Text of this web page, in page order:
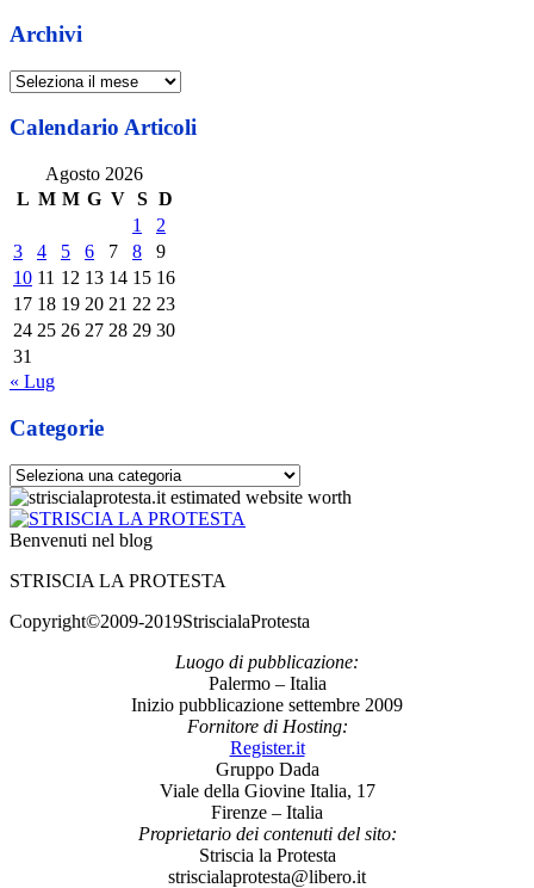
Archivi
Archivi
Calendario Articoli
Agosto 2026
L M M G V S D
1
2
3
4 5 6 7 8
9
10 11 12 13 14 15 16
17 18 19 20 21 22 23
24 25 26 27 28 29 30
31
« Lug
Categorie
Categorie
Benvenuti nel blog
STRISCIA LA PROTESTA
Copyright©2009-2019StriscialaProtesta
Luogo di pubblicazione:
Palermo – Italia
Inizio pubblicazione settembre 2009
Fornitore di Hosting:
Register.it
Gruppo Dada
Viale della Giovine Italia, 17
Firenze – Italia
Proprietario dei contenuti del sito:
Striscia la Protesta
striscialaprotesta@libero.it